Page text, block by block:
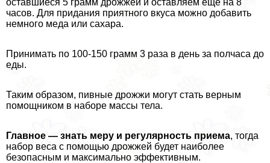
часов. Для придания приятного вкуса можно добавить
немного меда или сахара.
Принимать по 100-150 грамм 3 раза в день за полчаса до
еды.
Таким образом, пивные дрожжи могут стать верным
помощником в наборе массы тела.
Главное — знать меру и регулярность приема, тогда
набор веса с помощью дрожжей будет наиболее
безопасным и максимально эффективным.